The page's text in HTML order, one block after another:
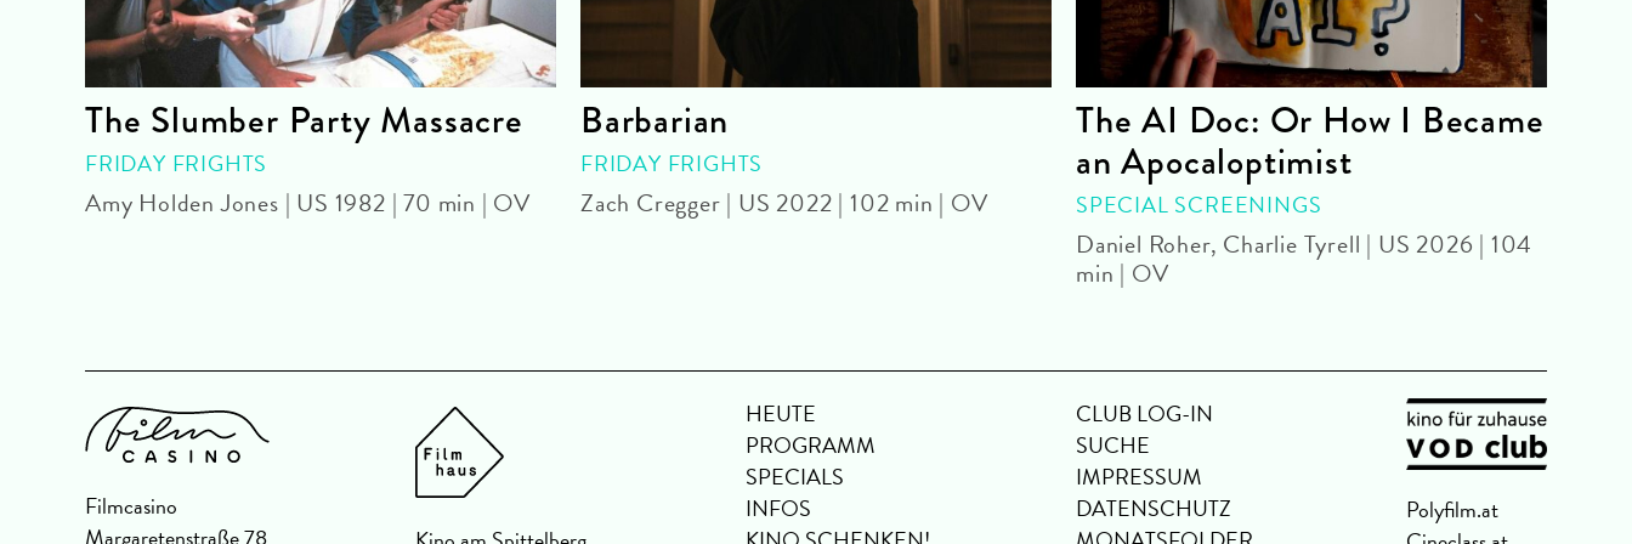
The Slumber Party Massacre
FRIDAY FRIGHTS
Amy Holden Jones | US 1982 | 70 min | OV
Barbarian
FRIDAY FRIGHTS
Zach Cregger | US 2022 | 102 min | OV
The AI Doc: Or How I Became
an Apocaloptimist
SPECIAL SCREENINGS
Daniel Roher, Charlie Tyrell | US 2026 | 104
min | OV
Filmcasino
HEUTE
PROGRAMM
SPECIALS
INFOS
CLUB LOG-IN
SUCHE
IMPRESSUM
DATENSCHUTZ
Polyfilm.at